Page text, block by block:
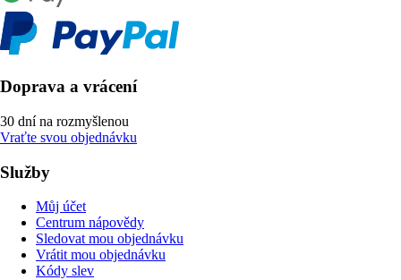
Doprava a vrácení
30 dní na rozmyšlenou
Vraťte svou objednávku
Služby
Můj účet
Centrum nápovědy
Sledovat mou objednávku
Vrátit mou objednávku
Kódy slev